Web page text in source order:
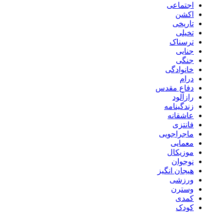
اجتماعی
اکشن
تاریخی
تخیلی
ترسناک
جنایی
جنگی
خانوادگی
درام
دفاع مقدس
رازآلود
زندگینامه
عاشقانه
فانتزی
ماجراجویی
معمایی
موزیکال
نوجوان
هیجان انگیز
ورزشی
وسترن
کمدی
کودک